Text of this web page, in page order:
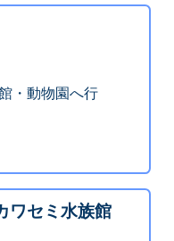
・動物園へ行
ワセミ水族館